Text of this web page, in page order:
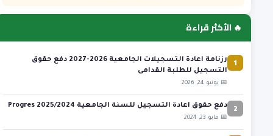
🔥 الأكثر قراءة
1
رزنامة اعادة التسجيلات الجامعية 2026-2027 دفع حقوق
التسجيل للطلبة القدامى
📅 يونيو 24, 2026
2 دفع حقوق اعادة التسجيل للسنة الجامعية 2025/2024 Progres
📅 مايو 23, 2024